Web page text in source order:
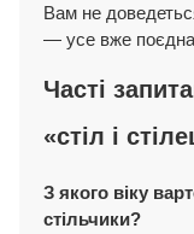
Вам не
— усе вже
Часті
«стіл і
З якого віку
стільчики?